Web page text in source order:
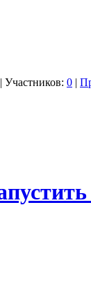
Участников: 0 |